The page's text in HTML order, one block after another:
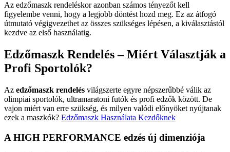
Az edzőmaszk rendeléskor azonban számos tényezőt kell
figyelembe venni, hogy a legjobb döntést hozd meg. Ez az átfogó
útmutató végigvezethet az összes szükséges lépésen, a kiválasztástól
kezdve az első használatig.
Edzőmaszk Rendelés – Miért Választják a
Profi Sportolók?
Az edzőmaszk rendelés világszerte egyre népszerűbbé válik az
olimpiai sportolók, ultramaratoni futók és profi edzők között. De
vajon miért van erre szükség, és milyen valódi előnyöket nyújtanak
ezek a maszkók? Edzőmaszk Használata Kezdőknek
A HIGH PERFORMANCE edzés új dimenziója